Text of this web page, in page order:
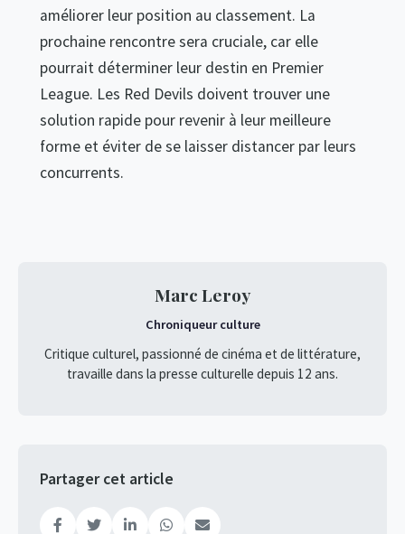
améliorer leur position au classement. La
prochaine rencontre sera cruciale, car elle
pourrait déterminer leur destin en Premier
League. Les Red Devils doivent trouver une
solution rapide pour revenir à leur meilleure
forme et éviter de se laisser distancer par leurs
concurrents.
Marc Leroy
Chroniqueur culture
Critique culturel, passionné de cinéma et de littérature,
travaille dans la presse culturelle depuis 12 ans.
Partager cet article